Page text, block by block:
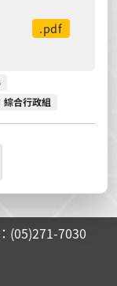
.pdf
綜合行政組
(05)271-7030